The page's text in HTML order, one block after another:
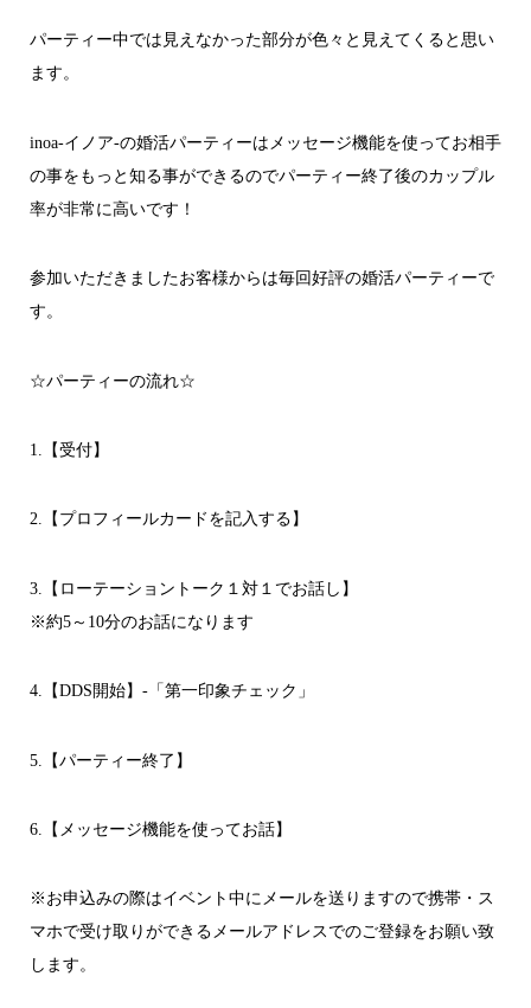
パーティー中では見えなかった部分が色々と見えてくると思い
ます。
inoa-イノア-の婚活パーティーはメッセージ機能を使ってお相手
の事をもっと知る事ができるのでパーティー終了後のカップル
率が非常に高いです！
参加いただきましたお客様からは毎回好評の婚活パーティーで
す。
☆パーティーの流れ☆
1.【受付】
2.【プロフィールカードを記入する】
3.【ローテーショントーク１対１でお話し】
※約5～10分のお話になります
4.【DDS開始】-「第一印象チェック」
5.【パーティー終了】
6.【メッセージ機能を使ってお話】
※お申込みの際はイベント中にメールを送りますので携帯・ス
マホで受け取りができるメールアドレスでのご登録をお願い致
します。